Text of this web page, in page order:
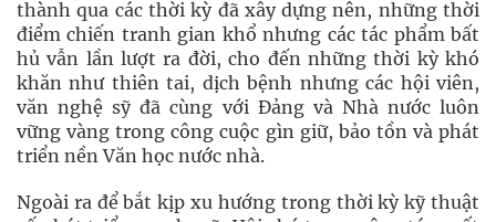
thành qua các thời kỳ đã xây dựng nên, những thời
điểm chiến tranh gian khổ nhưng các tác phẩm bất
hủ vẫn lần lượt ra đời, cho đến những thời kỳ khó
khăn như thiên tai, dịch bệnh nhưng các hội viên,
văn nghệ sỹ đã cùng với Đảng và Nhà nước luôn
vững vàng trong công cuộc gìn giữ, bảo tồn và phát
triển nền Văn học nước nhà.
Ngoài ra để bắt kịp xu hướng trong thời kỳ kỹ thuật